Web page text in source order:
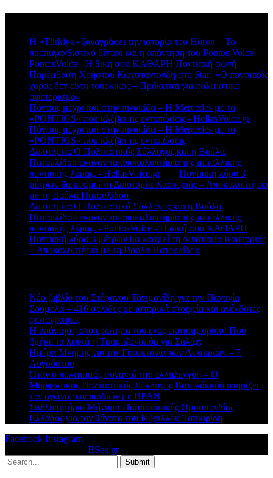
Η «Türkiye» ξαναγράφει την ιστορία του Horon – Το
προπαγανδιστικό βίντεο και η απάντηση του Pontos Voice -
PontosVoice - H δική σου ΚΑΘΑΡΗ Ποντιακή φωνή
Παρέμβαση Χρήστου Κωνσταντινίδη στο Star! «Ο ποντιακός
χορός δεν είναι τουρκικός – Πρόκειται για πολιτιστικό
σφετερισμό»
Πόντιος μέχρι και στην πινακίδα – Η Mercedes με το
«PONTIOS» που κλέβει τις εντυπώσεις - HellasVoice.grστο
Πόντιος μέχρι και στην πινακίδα – Η Mercedes με το
«PONTIOS» που κλέβει τις εντυπώσεις
Διποταμία: Ο Πολιτιστικός Σύλλογος και η Βούλα
Πατουλίδου έκαναν τα αποκαλυπτήρια της μεταλλικής
ποντιακής λύρας. - HellasVoice.grστο Ποντιακή λύρα 3
μέτρων θα κοσμεί τη Διποταμία Καστοριάς – Αποκαλυπτήρια
με τη Βούλα Πατουλίδου
Διποταμία: Ο Πολιτιστικό Σύλλογος και η Βούλα
Πατουλίδου έκαναν τα αποκαλυπτήρια της μεταλλικής
ποντιακής λύρας. - PontosVoice - H δική σου ΚΑΘΑΡΗ
Ποντιακή λύρα 3 μέτρων θα κοσμεί τη Διποταμία Καστοριάς
– Αποκαλυπτήρια με τη Βούλα Πατουλίδου
Νέο βιβλίο του Στέφανου Τανιμανίδη για την Παναγία
Σουμελά – 416 σελίδες με ιστορικά στοιχεία και ανέκδοτες
φωτογραφίες
Η απάντηση στο ερώτημα του ενός εκατομμυρίου! Πού
βρήκε τα λεφτά η Τραμπζονσπόρ για Σαλάχ;
Ημέρα Μνήμης για την Γενοκτονία των Ασσυρίων – 7
Αυγούστου
Όταν ο πολιτισμός συναντά την αλληλεγγύη – Ο
Μορφωτικός Πολιτιστικός Σύλλογος Βατολάκκου στηρίζει
τον αγώνα των παιδιών με BPAN
Συλλυπητήριο Μήνυμα Παμποντιακής Ομοσπονδίας
Ελλάδος για τον θάνατο του Κύριλλου Τσακιρίδη
Facebook Instagram
BSee.gr.
Submit